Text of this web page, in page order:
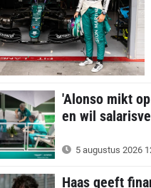
'Alonso mikt
en wil
5 augustus 2026
Haas geeft